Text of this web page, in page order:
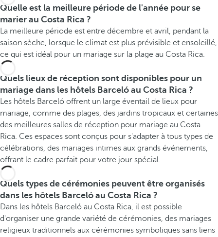
Quelle est la meilleure période de l'année pour se
marier au Costa Rica ?
La meilleure période est entre décembre et avril, pendant la
saison sèche, lorsque le climat est plus prévisible et ensoleillé,
ce qui est idéal pour un mariage sur la plage au Costa Rica.
Quels lieux de réception sont disponibles pour un
mariage dans les hôtels Barceló au Costa Rica ?
Les hôtels Barceló offrent un large éventail de lieux pour
mariage, comme des plages, des jardins tropicaux et certaines
des meilleures salles de réception pour mariage au Costa
Rica. Ces espaces sont conçus pour s'adapter à tous types de
célébrations, des mariages intimes aux grands événements,
offrant le cadre parfait pour votre jour spécial.
Quels types de cérémonies peuvent être organisés
dans les hôtels Barceló au Costa Rica ?
Dans les hôtels Barceló au Costa Rica, il est possible
d'organiser une grande variété de cérémonies, des mariages
religieux traditionnels aux cérémonies symboliques sans liens